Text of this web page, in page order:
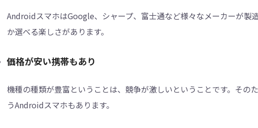
AndroidスマホはGoogle、シャープ、富士通など様々なメーカーが製
か選べる楽しさがあります。
価格が安い携帯もあり
機種の種類が豊富ということは、競争が激しいということです。その
うAndroidスマホもあります。